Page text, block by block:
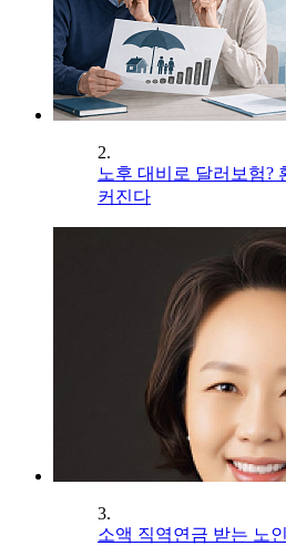
2.
노후 대비로 달러보험?
커진다
3.
소액 직역연금 받는 노